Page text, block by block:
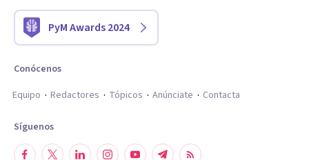
PyM Awards 2024
Conócenos
Equipo
Redactores Tópicos Anúnciate Contacta
Síguenos